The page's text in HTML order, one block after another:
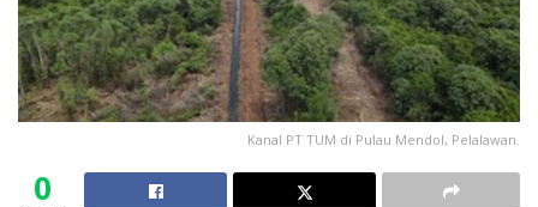
Kanal PT TUM di Pulau Mendol, Pelalawan.
0